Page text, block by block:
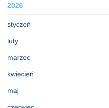
2026
styczeń
luty
marzec
kwiecień
maj